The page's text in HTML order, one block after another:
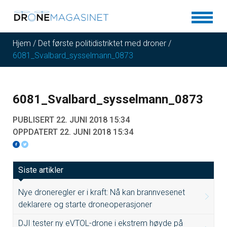
Hjem / Det første politidistriktet med droner /
6081_Svalbard_sysselmann_0873
6081_Svalbard_sysselmann_0873
PUBLISERT 22. JUNI 2018 15:34
OPPDATERT 22. JUNI 2018 15:34
Siste artikler
Nye droneregler er i kraft: Nå kan brannvesenet
deklarere og starte droneoperasjoner
DJI tester ny eVTOL-drone i ekstrem høyde på